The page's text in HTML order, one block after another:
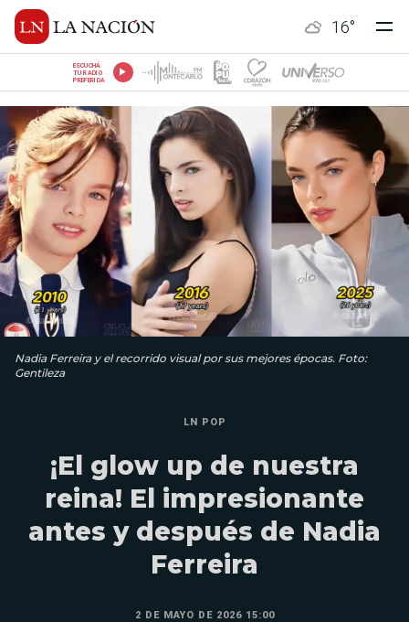
16°
ESCUCHÁ
TU RADIO
PREFERIDA
Nadia Ferreira y el recorrido visual por sus mejores épocas. Foto:
Gentileza
LN POP
¡El glow up de nuestra
reina! El impresionante
antes y después de Nadia
Ferreira
2 DE MAYO DE 2026 15:00